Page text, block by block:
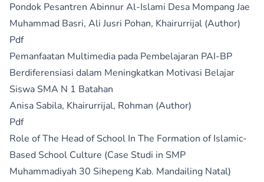
Pondok Pesantren Abinnur Al-Islami Desa Mompang Jae
Muhammad Basri, Ali Jusri Pohan, Khairurrijal (Author)
Pdf
Pemanfaatan Multimedia pada Pembelajaran PAI-BP
Berdiferensiasi dalam Meningkatkan Motivasi Belajar
Siswa SMA N 1 Batahan
Anisa Sabila, Khairurrijal, Rohman (Author)
Pdf
Role of The Head of School In The Formation of Islamic-
Based School Culture (Case Studi in SMP
Muhammadiyah 30 Sihepeng Kab. Mandailing Natal)